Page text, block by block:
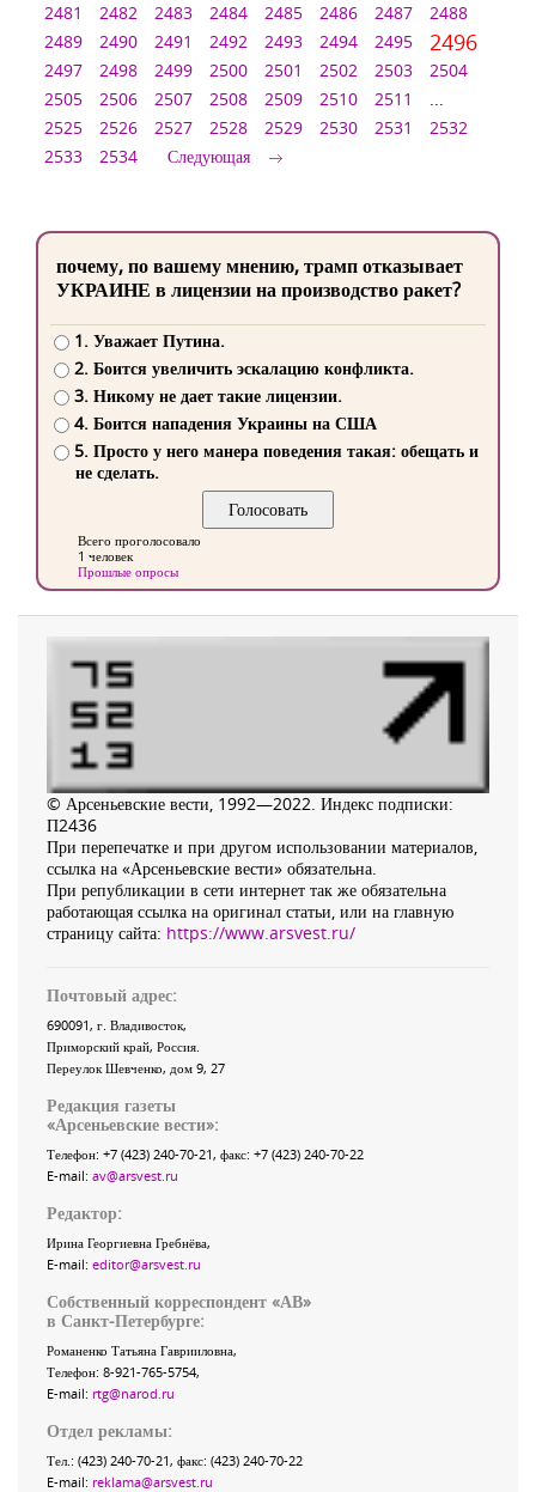
2481
2482 2483 2484 2485 2486 2487
2488
2489
2490 2491 2492 2493 2494 2495 2496
2497 2498 2499 2500 2501 2502 2503
2504
2505
2506 2507 2508 2509 2510 2511
...
2525
2526 2527 2528 2529 2530 2531
2532
2533
2534 Следующая
почему, по вашему мнению, трамп отказывает
УКРАИНЕ в лицензии на производство ракет?
1. Уважает Путина.
2. Боится увеличить эскалацию конфликта.
3. Никому не дает такие лицензии.
4. Боится нападения Украины на США
5. Просто у него манера поведения такая: обещать и
не сделать.
Всего проголосовало
1 человек
Прошлые опросы
© Арсеньевские вести, 1992—2022. Индекс подписки:
П2436
При перепечатке и при другом использовании материалов,
ссылка на «Арсеньевские вести» обязательна.
При републикации в сети интернет так же обязательна
работающая ссылка на оригинал статьи, или на главную
страницу сайта: https://www.arsvest.ru/
Почтовый адрес:
690091, г. Владивосток,
Приморский край, Россия
Переулок Шевченко, дом 9, 27
Редакция газеты
«Арсеньевские вести»:
Телефон: +7 (423) 240-70-21, факс: +7 (423) 240-70-22
E-mail: av@arsvest.ru
Редактор:
Ирина Георгиевна Гребнёва,
E-mail: editor@arsvest.ru
Собственный корреспондент «АВ»
в Санкт-Петербурге:
Романенко Татьяна Гаврииловна,
Телефон: 8-921-765-5754,
E-mail: rtg@narod.ru
Отдел рекламы:
Тел.: (423) 240-70-21, факс: (423) 240-70-22
E-mail: reklama@arsvest.ru